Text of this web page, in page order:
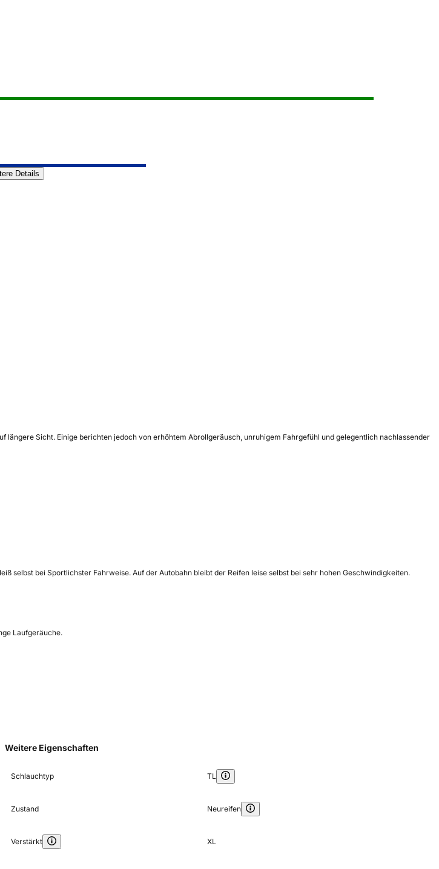
Details
Sicht. Einige berichten jedoch von erhöhtem Abrollgeräusch, unruhigem Fahrgefühl und gelegentlich nachlassender
selbst bei Sportlichster Fahrweise. Auf der Autobahn bleibt der Reifen leise selbst bei sehr hohen Geschwindigkeiten.
Laufgeräuche.
Weitere Eigenschaften
Schlauchtyp TL
Zustand Neureifen
Verstärkt XL